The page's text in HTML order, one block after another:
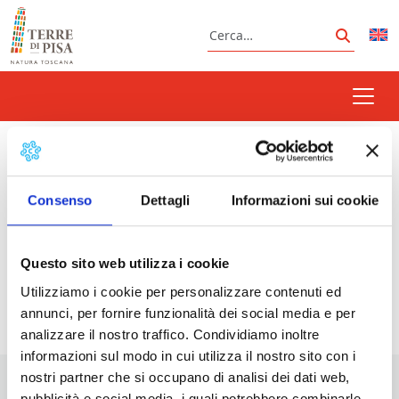
Consenso Dettagli Informazioni sui cookie
Questo sito web utilizza i cookie
Utilizziamo i cookie per personalizzare contenuti ed
annunci, per fornire funzionalità dei social media e per
analizzare il nostro traffico. Condividiamo inoltre
informazioni sul modo in cui utilizza il nostro sito con i
nostri partner che si occupano di analisi dei dati web,
Vai al contenuto
Cerca
Cerca
international street food
Prossimi eventi
<li>Non ci sono eventi con questo tag</li>